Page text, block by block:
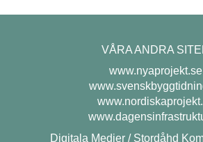
VÅRA ANDRA
www.nyaprojekt.se
Digitala Medier / Stordåhd